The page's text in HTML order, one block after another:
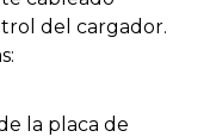
del cargador.
la placa de